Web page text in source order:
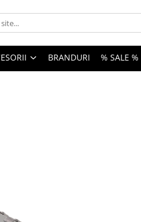
BRANDURI % SALE %